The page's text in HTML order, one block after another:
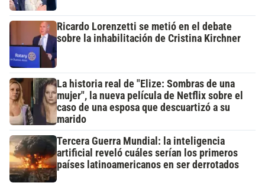
Ricardo Lorenzetti se metió en el debate
sobre la inhabilitación de Cristina Kirchner
La historia real de "Elize: Sombras de una
mujer", la nueva película de Netflix sobre el
caso de una esposa que descuartizó a su
marido
Tercera Guerra Mundial: la inteligencia
artificial reveló cuáles serían los primeros
países latinoamericanos en ser derrotados